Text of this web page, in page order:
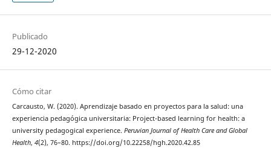
Publicado
29-12-2020
Cómo citar
Carcausto, W. (2020). Aprendizaje basado en proyectos para la salud: una
experiencia pedagógica universitaria: Project-based learning for health: a
university pedagogical experience. Peruvian Journal of Health Care and Global
Health, 4(2), 76–80. https://doi.org/10.22258/hgh.2020.42.85